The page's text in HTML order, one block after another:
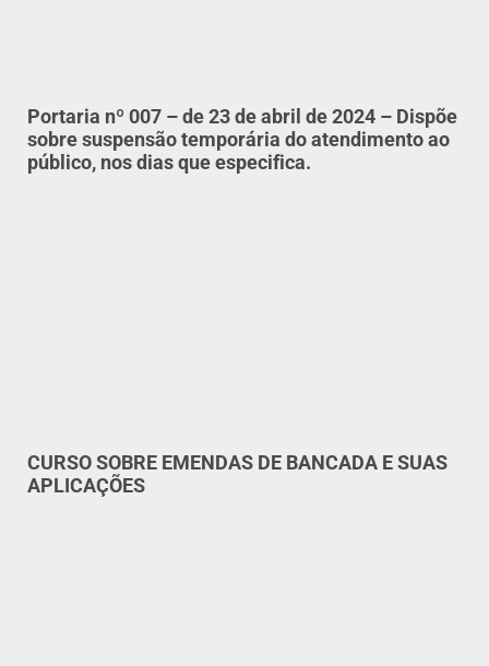
Portaria nº 007 – de 23 de abril de 2024 – Dispõe
sobre suspensão temporária do atendimento ao
público, nos dias que especifica.
CURSO SOBRE EMENDAS DE BANCADA E SUAS
APLICAÇÕES